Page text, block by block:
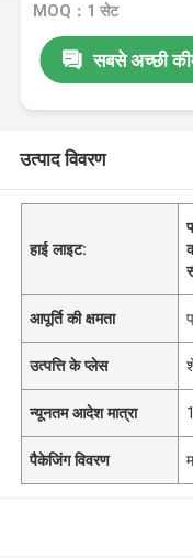
MOQ：1 सेट
सबसे अच्छी
उत्पाद विवरण
हाई लाइट:
आपूर्ति की क्षमता
उत्पत्ति के प्लेस
न्यूनतम आदेश मात्रा
पैकेजिंग विवरण